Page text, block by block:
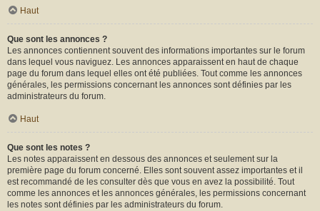
Haut
Que sont les annonces ?
Les annonces contiennent souvent des informations importantes sur le forum
dans lequel vous naviguez. Les annonces apparaissent en haut de chaque
page du forum dans lequel elles ont été publiées. Tout comme les annonces
générales, les permissions concernant les annonces sont définies par les
administrateurs du forum.
Haut
Que sont les notes ?
Les notes apparaissent en dessous des annonces et seulement sur la
première page du forum concerné. Elles sont souvent assez importantes et il
est recommandé de les consulter dès que vous en avez la possibilité. Tout
comme les annonces et les annonces générales, les permissions concernant
les notes sont définies par les administrateurs du forum.